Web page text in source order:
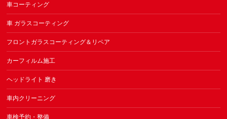
車コーティング
車 ガラスコーティング
フロントガラスコーティング＆リペア
カーフィルム施工
ヘッドライト 磨き
車内クリーニング
車検予約・整備